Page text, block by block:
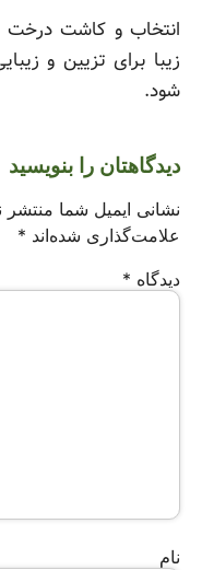
انتخاب و کاشت درخت
زیبا برای تزیین و
شود.
دیدگاهتان را بنویسید
نشانی ایمیل شما منتشر
علامت‌گذاری شده‌اند *
دیدگاه *
نام